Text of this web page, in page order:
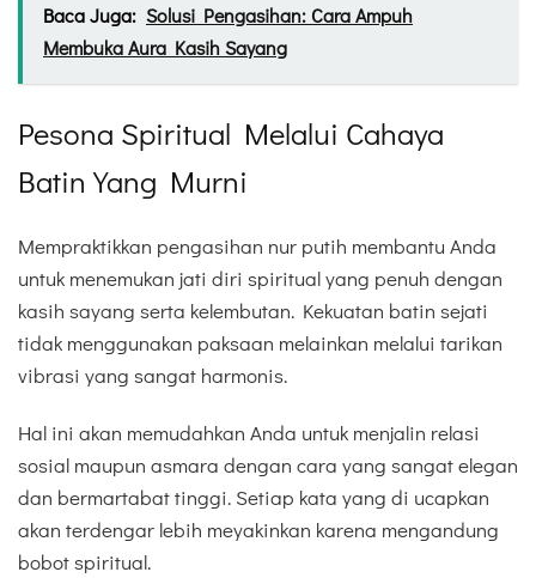
Baca Juga: Solusi Pengasihan: Cara Ampuh
Membuka Aura Kasih Sayang
Pesona Spiritual Melalui Cahaya
Batin Yang Murni
Mempraktikkan pengasihan nur putih membantu Anda
untuk menemukan jati diri spiritual yang penuh dengan
kasih sayang serta kelembutan. Kekuatan batin sejati
tidak menggunakan paksaan melainkan melalui tarikan
vibrasi yang sangat harmonis.
Hal ini akan memudahkan Anda untuk menjalin relasi
sosial maupun asmara dengan cara yang sangat elegan
dan bermartabat tinggi. Setiap kata yang di ucapkan
akan terdengar lebih meyakinkan karena mengandung
bobot spiritual.